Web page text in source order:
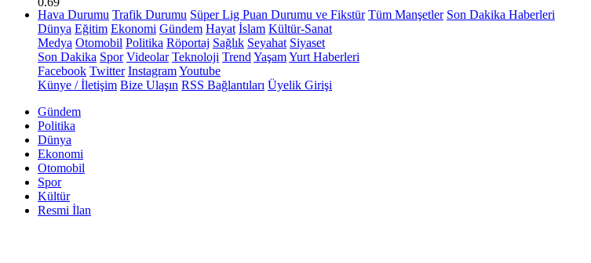
Hava Durumu Trafik Durumu Süper Lig Puan Durumu ve Fikstür Tüm Manşetler Son Dakika Haberleri
Dünya Eğitim Ekonomi Gündem Hayat İslam Kültür-Sanat
Medya Otomobil Politika Röportaj Sağlık Seyahat Siyaset
Son Dakika Spor Videolar Teknoloji Trend YaşamYurt Haberleri
Facebook Twitter InstagramYoutube
Künye / İletişim Bize Ulaşın RSS Bağlantıları Üyelik Girişi
Gündem
Politika
Dünya
Ekonomi
Otomobil
Spor
Kültür
Resmi İlan